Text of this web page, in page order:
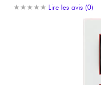
Micros & HF
Violons &
★ ★ ★ ★ ★
★ ★ ★ ★ ★ Lire les avis (0)